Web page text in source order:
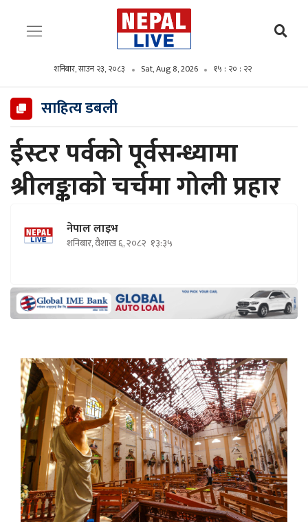
शनिबार, साउन २३, २०८३ Sat, Aug 8, 2026 १५ : २० : २३
साहित्य डबली
ईस्टर पर्वको पूर्वसन्ध्यामा
श्रीलङ्काको चर्चमा गोली प्रहार
नेपाल लाइभ
शनिबार, वैशाख ६, २०८२ १३:३५